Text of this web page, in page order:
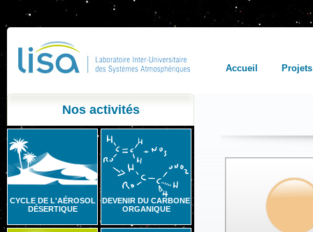
Accueil Projets
Nos activités
CYCLE DE L'AÉROSOL
DÉSERTIQUE
DEVENIR DU CARBONE
ORGANIQUE